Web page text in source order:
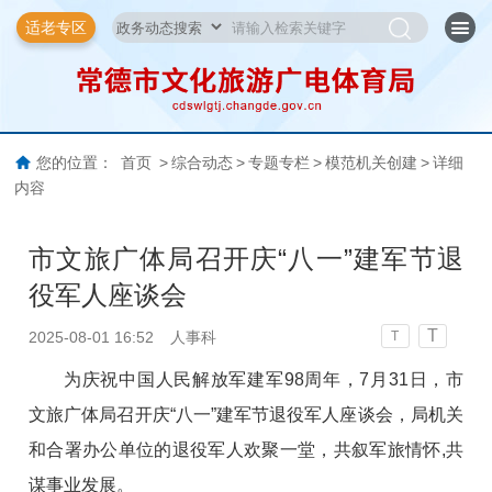
适老专区
您的位置： 首页 > 综合动态 > 专题专栏 > 模范机关创建 > 详细
内容
市文旅广体局召开庆“八一”建军节退
役军人座谈会
2025-08-01 16:52 人事科 T T
为庆祝中国人民解放军建军98周年，7月31日，市
文旅广体局召开庆“八一”建军节退役军人座谈会，局机关
和合署办公单位的退役军人欢聚一堂，共叙军旅情怀,共
谋事业发展。